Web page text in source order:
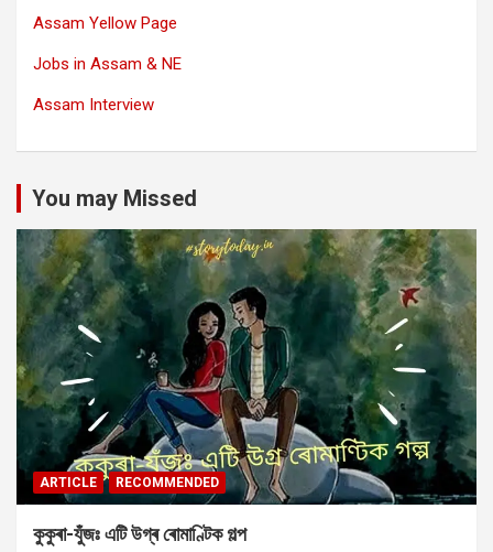
Assam Yellow Page
Jobs in Assam & NE
Assam Interview
You may Missed
ARTICLE RECOMMENDED
কুকুৰা-যুঁজঃ এটি উগ্ৰ ৰোমাণ্টিক গল্প